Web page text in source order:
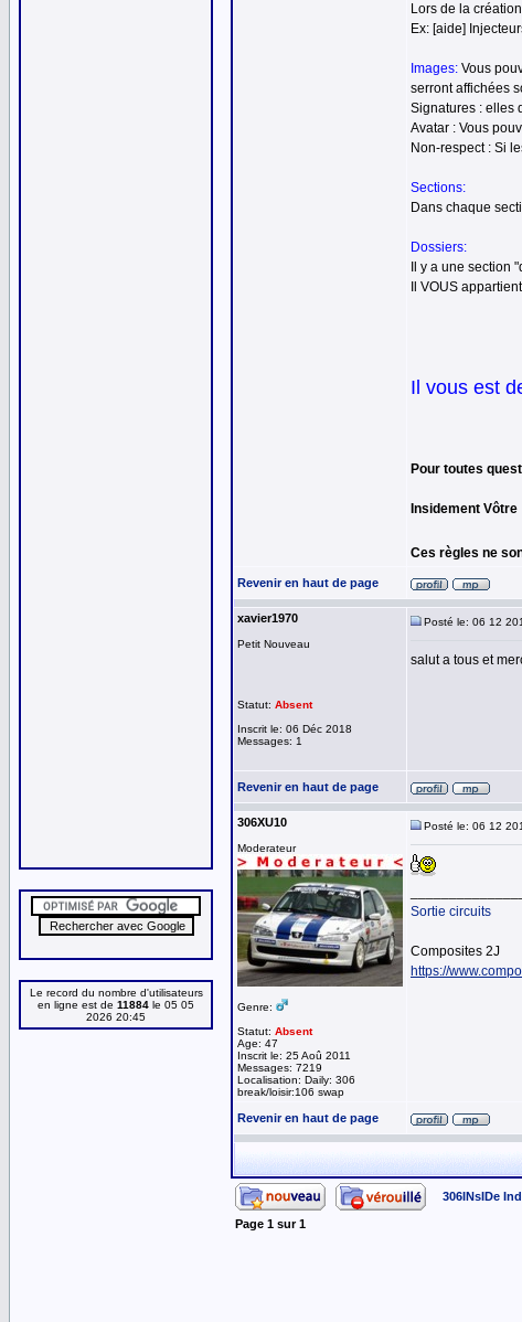
Le record du nombre d'utilisateurs
en ligne est de 11884 le 05 05
2026 20:45
Lors de la
Ex: [aide]
Images: Vous
serront affichées
Signatures : elles
Avatar : Vous
Non-respect : Si
Sections:
Dans chaque
Dossiers:
Il y a une
Il VOUS
Il vous est
Pour toutes
Insidement Vôtre
Ces règles ne
Revenir en haut de page
xavier1970
Petit Nouveau
Statut: Absent
Inscrit le: 06 Déc 2018
Messages: 1
Posté le: 06 12
salut a tous et
Revenir en haut de page
306XU10
Moderateur
Genre:
Statut: Absent
Age: 47
Inscrit le: 25 Aoû 2011
Messages: 7219
Localisation: Daily: 306
break/loisir:106 swap
Posté le: 06 12
Sortie circuits
Composites 2J
https://
Revenir en haut de page
306INsIDe
Page 1 sur1